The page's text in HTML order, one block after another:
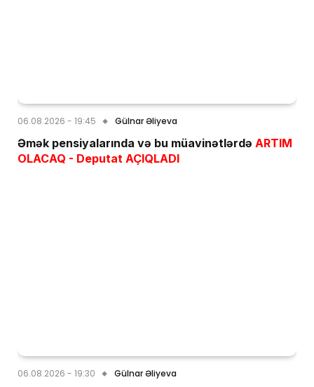
06.08.2026 - 19:45 Gülnar Əliyeva
Əmək pensiyalarında və bu müavinətlərdə ARTIM
OLACAQ - Deputat AÇIQLADI
06.08.2026 - 19:30 Gülnar Əliyeva